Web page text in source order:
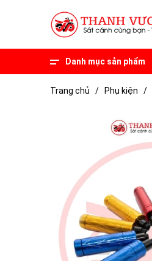
Danh mục sản phẩm
Trang chủ / Phụ kiện /